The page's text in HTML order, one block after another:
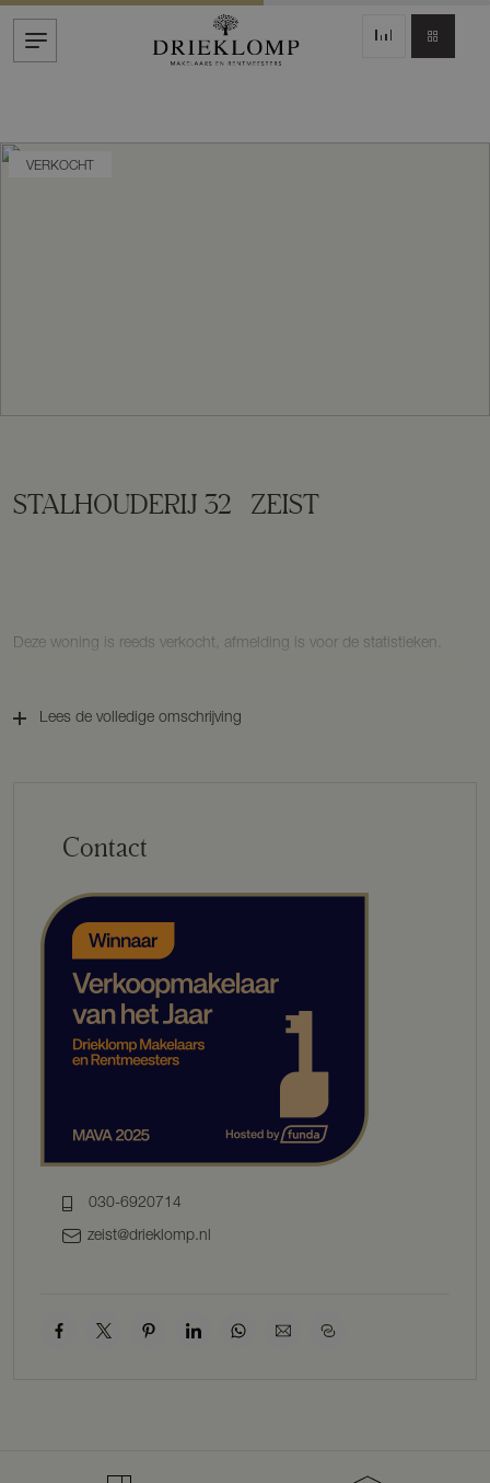
VERKOCHT
STALHOUDERIJ 32 ZEIST
Deze woning is reeds verkocht, afmelding is voor de statistieken.
Lees de volledige omschrijving
Contact
030-6920714
zeist@drieklomp.nl